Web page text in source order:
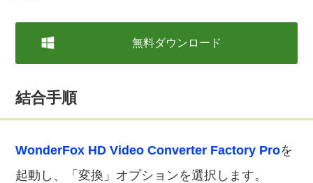
無料ダウンロード
結合手順
WonderFox HD Video Converter Factory Proを
起動し、「変換」オプションを選択します。